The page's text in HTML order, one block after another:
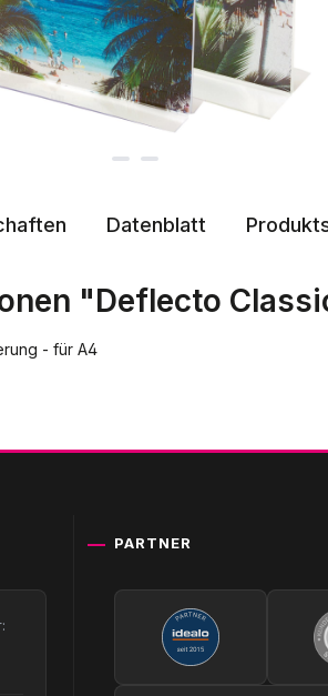
Datenblatt
"Deflecto
- für A4
PARTNER